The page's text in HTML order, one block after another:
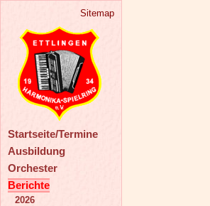
Sitemap
Startseite/Termine
Ausbildung
Orchester
Berichte
2026